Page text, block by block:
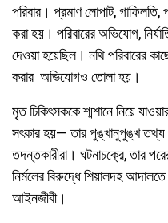
পরিবার। প্রমাণ লোপাট,
করা হয়। পরিবারের অভিযোগ,
দেওয়া হয়েছিল। নথি পরিবারের
করার অভিযোগও তোলা হয়।
মৃত চিকিৎসককে শ্মশানে নিয়ে
সৎকার হয়— তার পুঙ্খানুপুঙ্খ তথ্য
তদন্তকারীরা। ঘটনাচক্রে, তার
নির্মলের বিরুদ্ধে শিয়ালদহ আদালতে
আইনজীবী।